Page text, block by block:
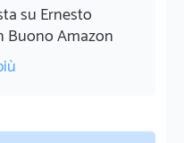
su Ernesto
Buono Amazon